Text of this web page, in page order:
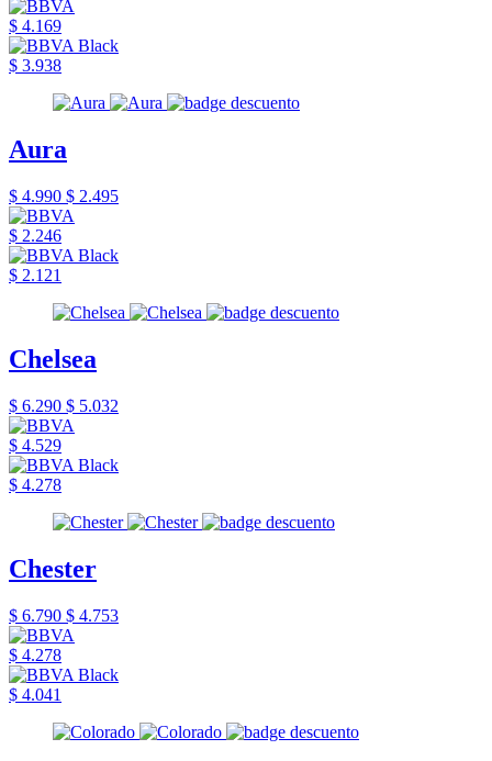
$ 4.169
$ 3.938
Aura
$ 4.990 $ 2.495
$ 2.246
$ 2.121
Chelsea
$ 6.290 $ 5.032
$ 4.529
$ 4.278
Chester
$ 6.790 $ 4.753
$ 4.278
$ 4.041